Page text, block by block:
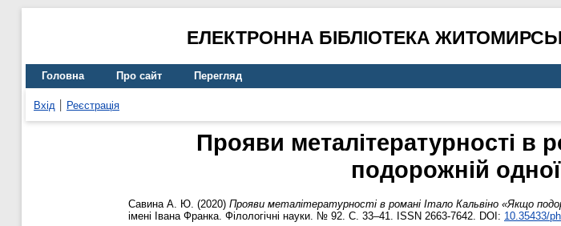
ЕЛЕКТРОННА БІБЛІОТЕКА
Головна Про сайт Перегляд
Вхід Реєстрація
Прояви металітературності в
подорожній
Савина А. Ю. (2020) Прояви металітературності в романі Італо Кальвіно «Якщо
імені Івана Франка. Філологічні науки. № 92. С. 33–41. ISSN 2663-7642. DOI: 10.35433/